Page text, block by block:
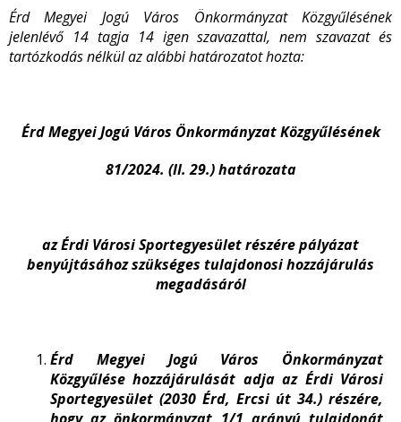
Érd Megyei Jogú Város Önkormányzat Közgyűlésének
jelenlévő 14 tagja 14 igen szavazattal, nem szavazat és
tartózkodás nélkül az alábbi határozatot hozta:
Érd Megyei Jogú Város Önkormányzat Közgyűlésének
81/2024. (II. 29.) határozata
az Érdi Városi Sportegyesület részére pályázat
benyújtásához szükséges tulajdonosi hozzájárulás
megadásáról
Érd Megyei Jogú Város Önkormányzat
Közgyűlése hozzájárulását adja az Érdi Városi
Sportegyesület (2030 Érd, Ercsi út 34.) részére,